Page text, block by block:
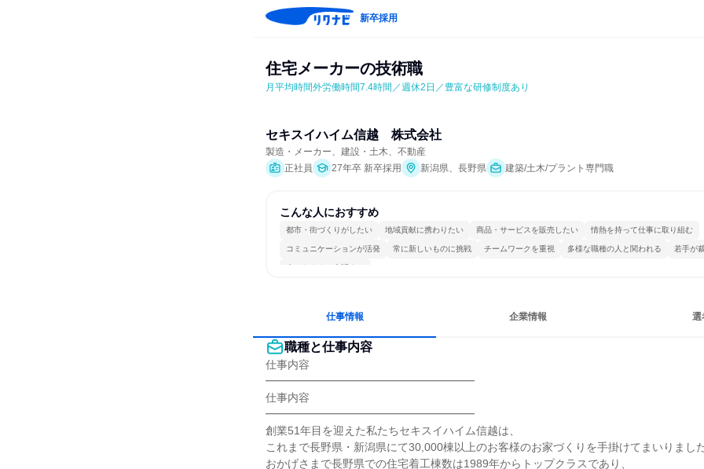
新卒採用
住宅メーカーの技術職
月平均時間外労働時間7.4時間／週休2日／豊富な研修制度あり
セキスイハイム信越　株式会社
製造・メーカー、建設・土木、不動産
正社員
27年卒 新卒採用 新潟県、長野県 建築/土木/プラント専門職
こんな人におすすめ
都市・街づくりがしたい 地域貢献に携わりたい 商品・サービスを販売したい 情熱を持って仕事に取り組む
コミュニケーションが活発 常に新しいものに挑戦 チームワークを重視 多様な職種の人と関われる 若手が
人とたくさん会話する
仕事情報 企業情報 選
職種と仕事内容
仕事内容
━━━━━━━━━━━━━━━━━━━
仕事内容
━━━━━━━━━━━━━━━━━━━
創業51年目を迎えた私たちセキスイハイム信越は、
これまで長野県・新潟県にて30,000棟以上のお客様のお家づくりを手掛けてまいりました
おかげさまで長野県での住宅着工棟数は1989年からトップクラスであり、